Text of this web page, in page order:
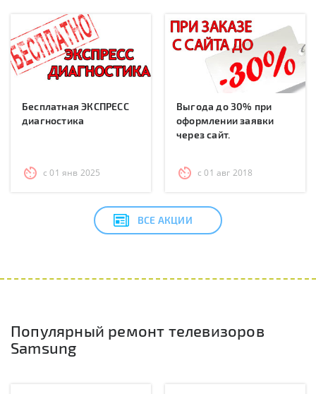
Бесплатная ЭКСПРЕСС
диагностика
с 01 янв 2025
Выгода до 30% при
оформлении заявки
через сайт.
с 01 авг 2018
ВСЕ АКЦИИ
Популярный ремонт телевизоров
Samsung